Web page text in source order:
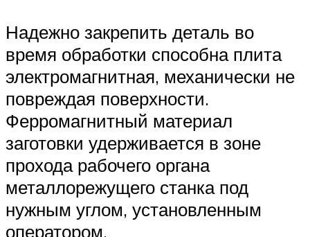
Надежно закрепить деталь во
время обработки способна плита
электромагнитная, механически не
повреждая поверхности.
Ферромагнитный материал
заготовки удерживается в зоне
прохода рабочего органа
металлорежущего станка под
нужным углом, установленным
оператором.